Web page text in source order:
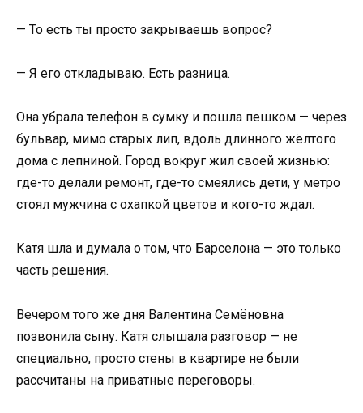
— То есть ты просто закрываешь вопрос?
— Я его откладываю. Есть разница.
Она убрала телефон в сумку и пошла пешком — через
бульвар, мимо старых лип, вдоль длинного жёлтого
дома с лепниной. Город вокруг жил своей жизнью:
где-то делали ремонт, где-то смеялись дети, у метро
стоял мужчина с охапкой цветов и кого-то ждал.
Катя шла и думала о том, что Барселона — это только
часть решения.
Вечером того же дня Валентина Семёновна
позвонила сыну. Катя слышала разговор — не
специально, просто стены в квартире не были
рассчитаны на приватные переговоры.